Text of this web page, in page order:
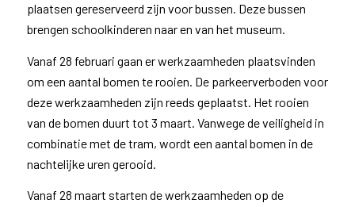
plaatsen gereserveerd zijn voor bussen. Deze bussen
brengen schoolkinderen naar en van het museum.
Vanaf 28 februari gaan er werkzaamheden plaatsvinden
om een aantal bomen te rooien. De parkeerverboden voor
deze werkzaamheden zijn reeds geplaatst. Het rooien
van de bomen duurt tot 3 maart. Vanwege de veiligheid in
combinatie met de tram, wordt een aantal bomen in de
nachtelijke uren gerooid.
Vanaf 28 maart starten de werkzaamheden op de